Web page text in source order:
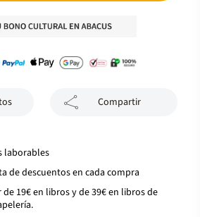
Compartir
laborables
de descuentos en cada compra
19€ en libros y de 39€ en libros de